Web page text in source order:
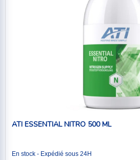
ATI ESSENTIAL NITRO 500 ML
En stock - Expédié sous 24H